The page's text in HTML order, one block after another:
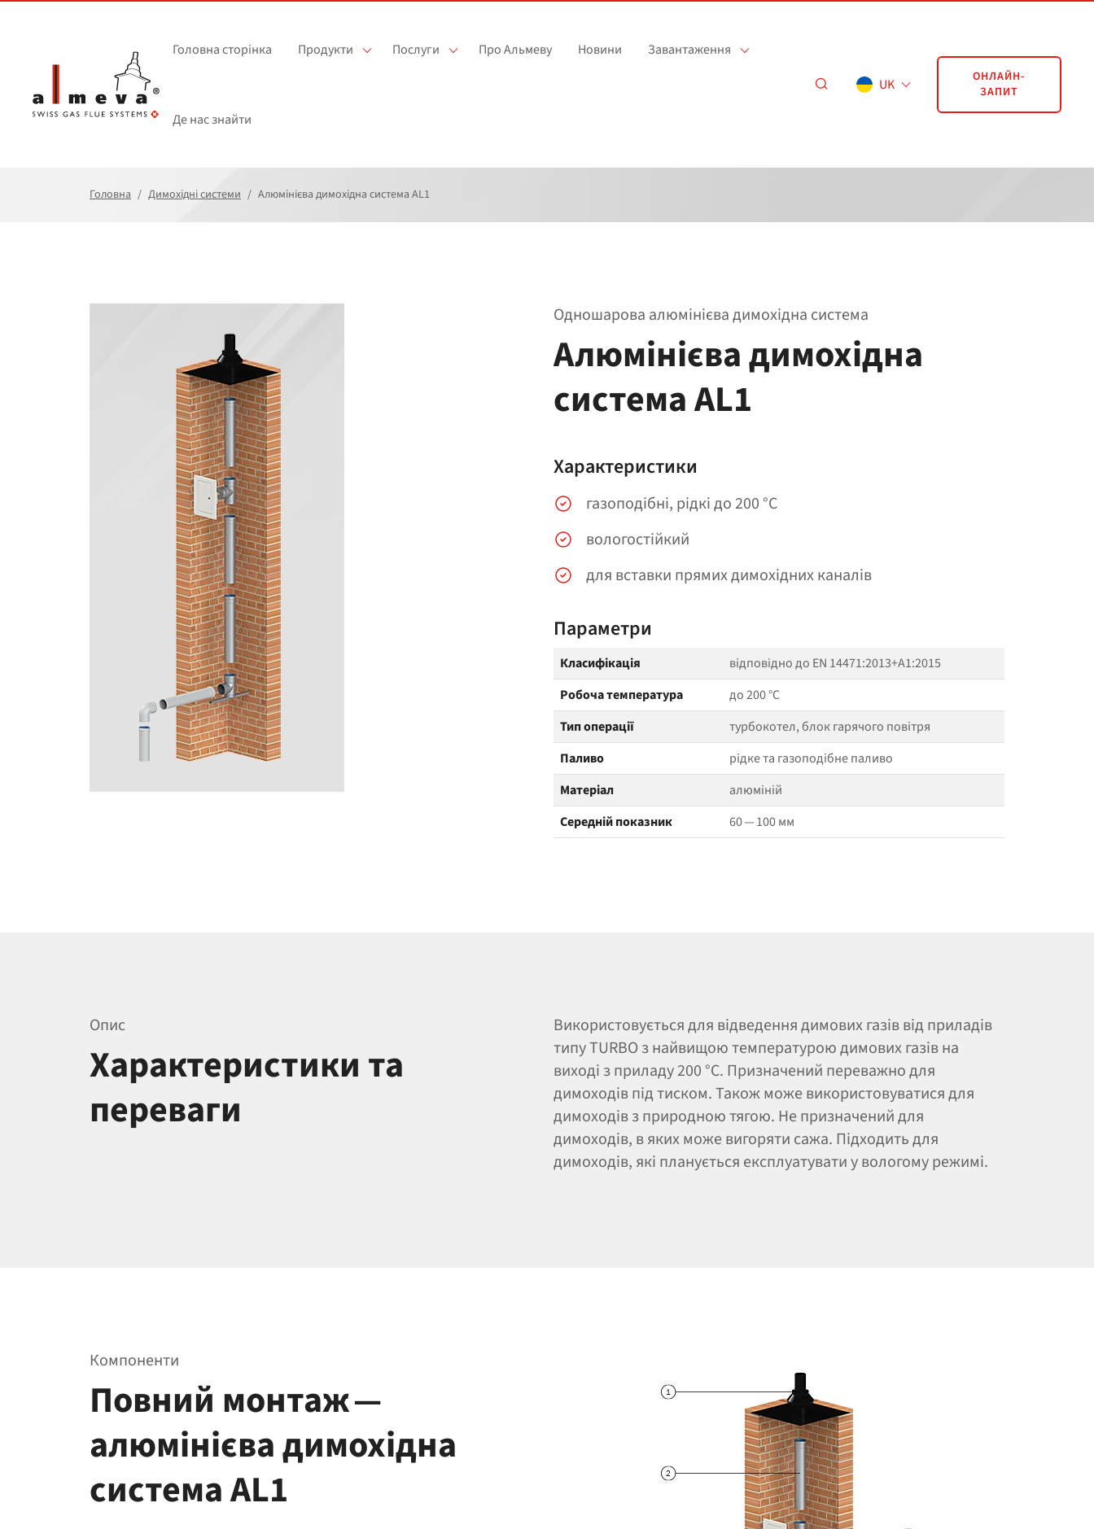
Головна сторінка Продукти Послуги Про Альмеву Новини Завантаження
Де нас знайти
UK
ОНЛАЙН-
ЗАПИТ
Головна Димохідні системи Алюмінієва димохідна система AL1
Одношарова алюмінієва димохідна система
Алюмінієва димохідна
система AL1
Характеристики
газоподібні, рідкі до 200 °C
вологостійкий
для вставки прямих димохідних каналів
Параметри
Класифікація
відповідно до EN 14471:2013+A1:2015
Робоча температура
до 200 °C
Тип операції
турбокотел, блок гарячого повітря
Паливо
рідке та газоподібне паливо
Матеріал
алюміній
Середній показник
60 — 100 мм
Опис
Характеристики та
переваги
Використовується для відведення димових газів від приладів
типу TURBO з найвищою температурою димових газів на
виході з приладу 200 °C. Призначений переважно для
димоходів під тиском. Також може використовуватися для
димоходів з природною тягою. Не призначений для
димоходів, в яких може вигоряти сажа. Підходить для
димоходів, які планується експлуатувати у вологому режимі.
Компоненти
Повний монтаж —
алюмінієва димохідна
система AL1